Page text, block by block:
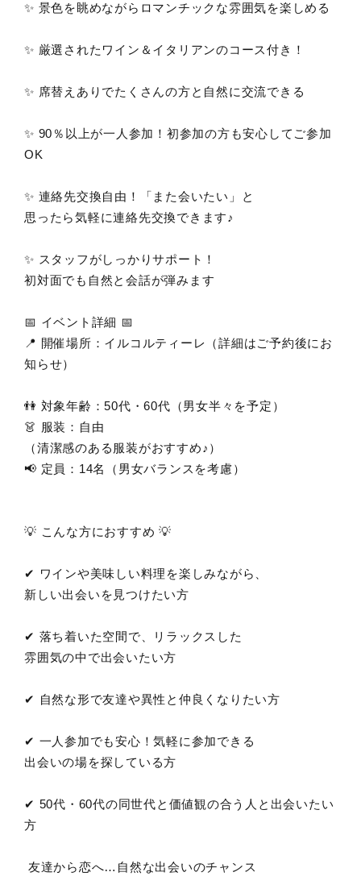
✨ 景色を眺めながらロマンチックな雰囲気を楽しめる
✨ 厳選されたワイン＆イタリアンのコース付き！
✨ 席替えありでたくさんの方と自然に交流できる
✨ 90％以上が一人参加！初参加の方も安心してご参加
OK
✨ 連絡先交換自由！「また会いたい」と
思ったら気軽に連絡先交換できます♪
✨ スタッフがしっかりサポート！
初対面でも自然と会話が弾みます
📅 イベント詳細 📅
📍 開催場所：イルコルティーレ（詳細はご予約後にお
知らせ）
👫 対象年齢：50代・60代（男女半々を予定）
👗 服装：自由
（清潔感のある服装がおすすめ♪）
📢 定員：14名（男女バランスを考慮）
💡 こんな方におすすめ 💡
✔ ワインや美味しい料理を楽しみながら、
新しい出会いを見つけたい方
✔ 落ち着いた空間で、リラックスした
雰囲気の中で出会いたい方
✔ 自然な形で友達や異性と仲良くなりたい方
✔ 一人参加でも安心！気軽に参加できる
出会いの場を探している方
✔ 50代・60代の同世代と価値観の合う人と出会いたい
方
友達から恋へ…自然な出会いのチャンス